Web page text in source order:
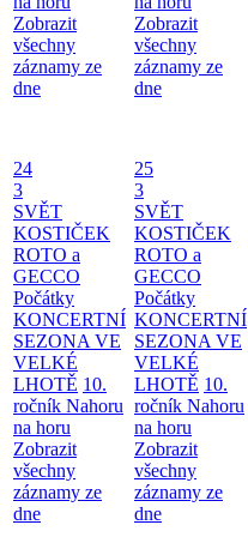
Zobrazit
všechny
záznamy ze
dne
Zobrazit
všechny
záznamy ze
dne
24
3
SVĚT
KOSTIČEK
ROTO a
GECCO
Počátky
KONCERTNÍ
SEZONA VE
VELKÉ
LHOTĚ 10.
ročník Nahoru
na horu
Zobrazit
všechny
záznamy ze
dne
25
3
SVĚT
KOSTIČEK
ROTO a
GECCO
Počátky
KONCERTNÍ
SEZONA VE
VELKÉ
LHOTĚ 10.
ročník Nahoru
na horu
Zobrazit
všechny
záznamy ze
dne